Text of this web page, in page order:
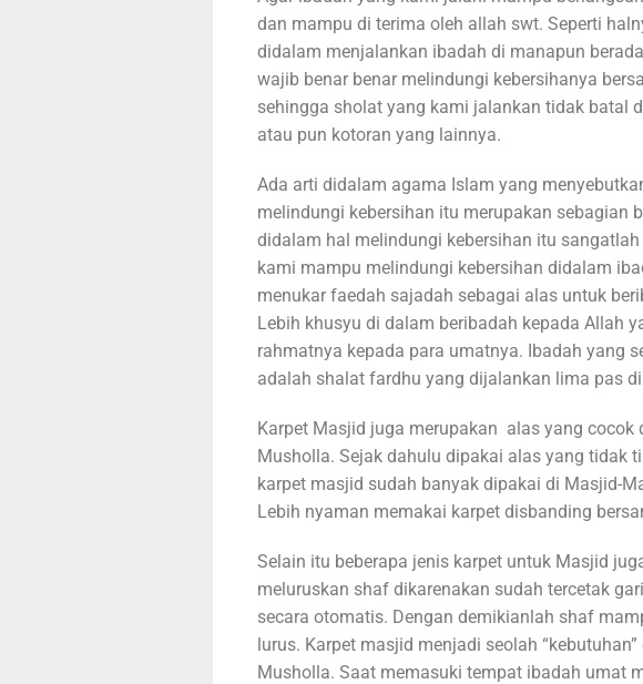
dan mampu di terima oleh allah swt. Seperti
didalam menjalankan ibadah di manapun
wajib benar benar melindungi kebersihanya
sehingga sholat yang kami jalankan tidak batal
atau pun kotoran yang lainnya.
Ada arti didalam agama Islam yang
melindungi kebersihan itu merupakan sebagian
didalam hal melindungi kebersihan itu
kami mampu melindungi kebersihan didalam
menukar faedah sajadah sebagai alas untuk
Lebih khusyu di dalam beribadah kepada Allah
rahmatnya kepada para umatnya. Ibadah yang
adalah shalat fardhu yang dijalankan lima pas
Karpet Masjid juga merupakan alas yang cocok
Musholla. Sejak dahulu dipakai alas yang tidak
karpet masjid sudah banyak dipakai di Masjid-
Lebih nyaman memakai karpet disbanding
Selain itu beberapa jenis karpet untuk Masjid
meluruskan shaf dikarenakan sudah tercetak
secara otomatis. Dengan demikianlah shaf
lurus. Karpet masjid menjadi seolah
Musholla. Saat memasuki tempat ibadah umat